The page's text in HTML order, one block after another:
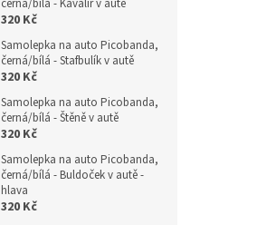
černá/bílá - Kavalír v autě
320 Kč
Samolepka na auto Picobanda,
černá/bílá - Stafbulík v autě
320 Kč
Samolepka na auto Picobanda,
černá/bílá - Štěně v autě
320 Kč
Samolepka na auto Picobanda,
černá/bílá - Buldoček v autě -
hlava
320 Kč